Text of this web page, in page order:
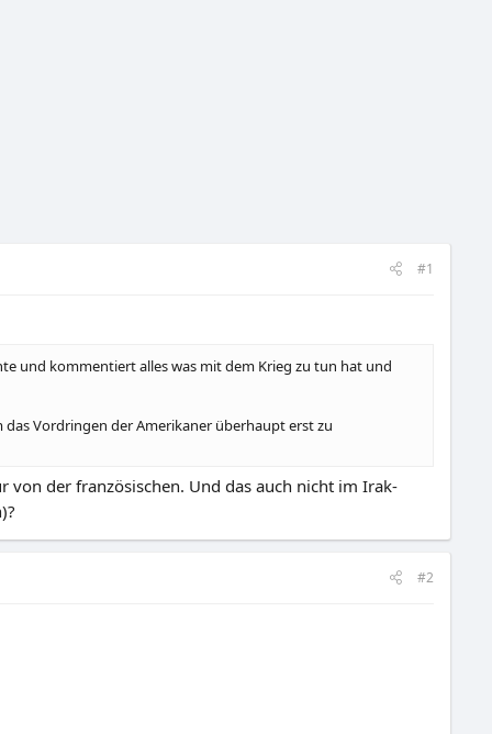
#1
und kommentiert alles was mit dem Krieg zu tun hat und
Vordringen der Amerikaner überhaupt erst zu
der französischen. Und das auch nicht im Irak-
#2